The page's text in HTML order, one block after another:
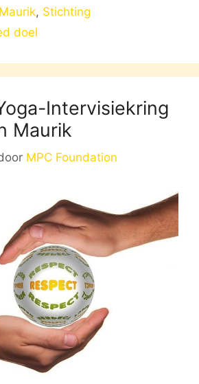
Maurik, Stichting
doel
Intervisiekring
Maurik
MPC Foundation